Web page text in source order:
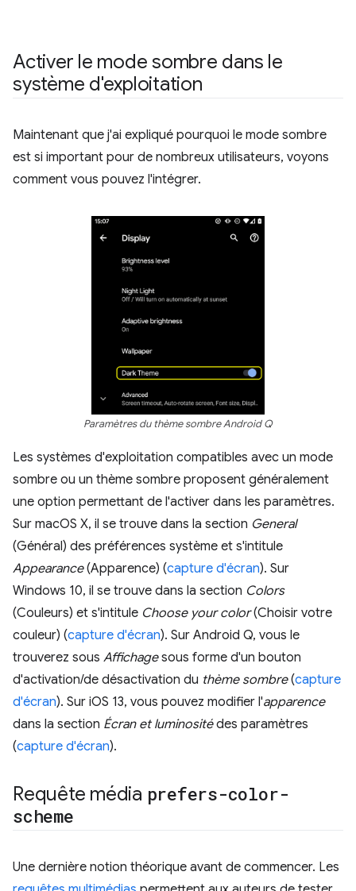
Activer le mode sombre dans le
système d'exploitation
Maintenant que j'ai expliqué pourquoi le mode sombre
est si important pour de nombreux utilisateurs, voyons
comment vous pouvez l'intégrer.
Paramètres du thème sombre Android Q
Les systèmes d'exploitation compatibles avec un mode
sombre ou un thème sombre proposent généralement
une option permettant de l'activer dans les paramètres.
Sur macOS X, il se trouve dans la section General
(Général) des préférences système et s'intitule
Appearance(Apparence) (capture d'écran). Sur
Windows 10, il se trouve dans la section Colors
(Couleurs) et s'intitule Choose your color(Choisir votre
couleur) (capture d'écran). Sur Android Q, vous le
trouverez sous Affichagesous forme d'un bouton
d'activation/de désactivation du thème sombre(capture
d'écran). Sur iOS 13, vous pouvez modifier l'apparence
dans la section Écran et luminositédes paramètres
(capture d'écran).
Requête média prefers-color-
scheme
Une dernière notion théorique avant de commencer. Les